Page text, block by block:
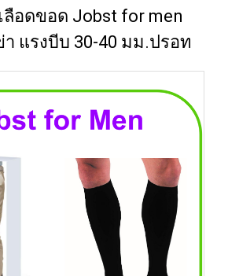
ลือดขอด Jobst for men
า แรงบีบ 30-40 มม.ปรอท